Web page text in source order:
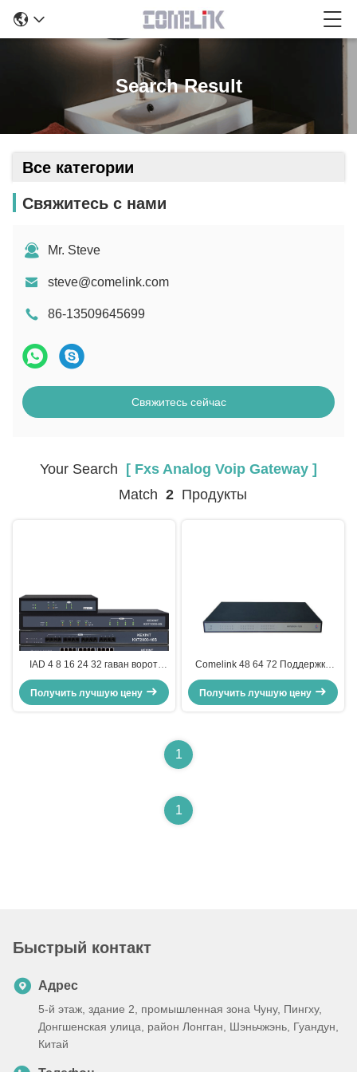
Search Result
Все категории
Свяжитесь с нами
Mr. Steve
steve@comelink.com
86-13509645699
Свяжитесь сейчас
Your Search [ Fxs Analog Voip Gateway ]
Match 2Продукты
IAD 4 8 16 24 32 гаван ворот
соединителя FXS сетноых-
аналогов VoIP поддержки RJ21 к
IP
Получить лучшую цену
Comelink 48 64 72 Поддержка
порта RJ21 Коннектор FXS
Аналоговый VoIP шлюз
Получить лучшую цену
1
1
Быстрый контакт
Адрес
5-й этаж, здание 2, промышленная зона Чуну, Пингху,
Донгшенская улица, район Лонгган, Шэньчжэнь, Гуандун,
Китай